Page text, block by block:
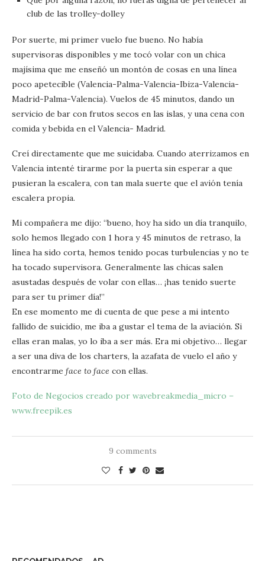
club de las trolley-dolley
Por suerte, mi primer vuelo fue bueno. No había
supervisoras disponibles y me tocó volar con un chica
majísima que me enseñó un montón de cosas en una línea
poco apetecible (Valencia-Palma-Valencia-Ibiza-Valencia-
Madrid-Palma-Valencia). Vuelos de 45 minutos, dando un
servicio de bar con frutos secos en las islas, y una cena con
comida y bebida en el Valencia- Madrid.
Creí directamente que me suicidaba. Cuando aterrizamos en
Valencia intenté tirarme por la puerta sin esperar a que
pusieran la escalera, con tan mala suerte que el avión tenía
escalera propia.
Mi compañera me dijo: “bueno, hoy ha sido un día tranquilo,
solo hemos llegado con 1 hora y 45 minutos de retraso, la
línea ha sido corta, hemos tenido pocas turbulencias y no te
ha tocado supervisora. Generalmente las chicas salen
asustadas después de volar con ellas… ¡has tenido suerte
para ser tu primer día!”
En ese momento me di cuenta de que pese a mi intento
fallido de suicidio, me iba a gustar el tema de la aviación. Si
ellas eran malas, yo lo iba a ser más. Era mi objetivo… llegar
a ser una diva de los charters, la azafata de vuelo el año y
encontrarme face to face con ellas.
Foto de Negocios creado por wavebreakmedia_micro –
www.freepik.es
9 comments